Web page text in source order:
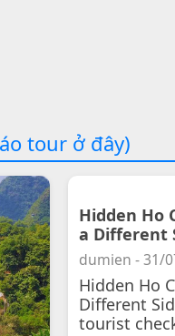
tour ở đây)
Hidden Ho
a Different
dumien - 31/
Hidden Ho
Different
tourist